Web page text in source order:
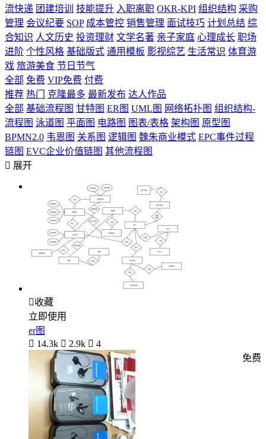
流快递 团建培训 技能提升 入职离职 OKR-KPI 组织结构 采购
管理 会议纪要 SOP 成本管控 销售管理 面试技巧 计划总结 综
合知识 人文历史 投资理财 文学名著 亲子家庭 心理成长 职场
进阶 个性风格 基础版式 通用模板 影视综艺 生活常识 体育游
戏 旅游美食 节日节气
全部 免费 VIP免费 付费
推荐 热门 克隆最多 最新发布 达人作品
全部 基础流程图 甘特图 ER图 UML图 网络拓扑图 组织结构-
流程图 泳道图 平面图 电路图 图表/表格 架构图 原型图
BPMN2.0 韦恩图 关系图 逻辑图 魏朱商业模式 EPC事件过程
链图 EVC企业价值链图 其他流程图
 展开
收藏
立即使用
er图
 14.3k  2.9k  4
免费